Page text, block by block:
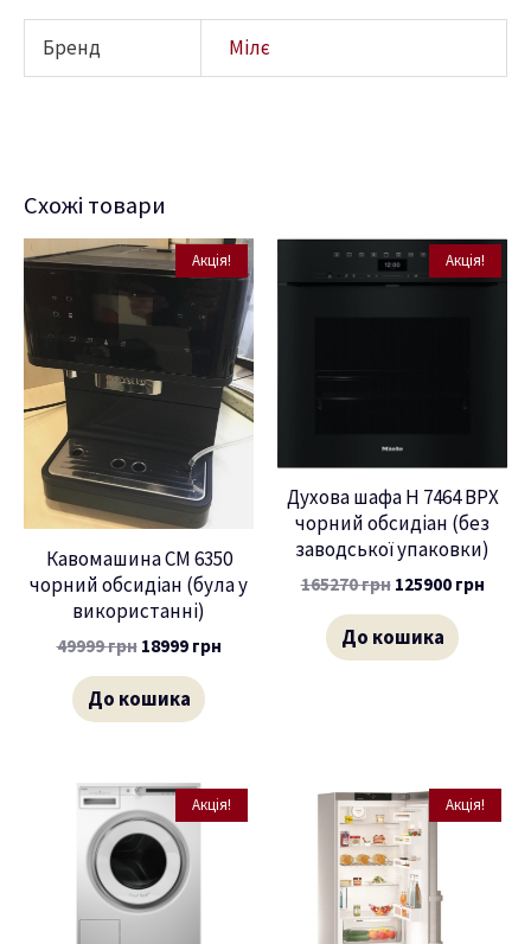
Бренд Мілє
Схожі товари
Акція!
Кавомашина CM 6350
чорний обсидіан (була у
використанні)
49999грн 18999 грн
До кошика
Акція!
Духова шафа H 7464 BPX
чорний обсидіан (без
заводської упаковки)
165270грн 125900 грн
До кошика
Акція! Акція!